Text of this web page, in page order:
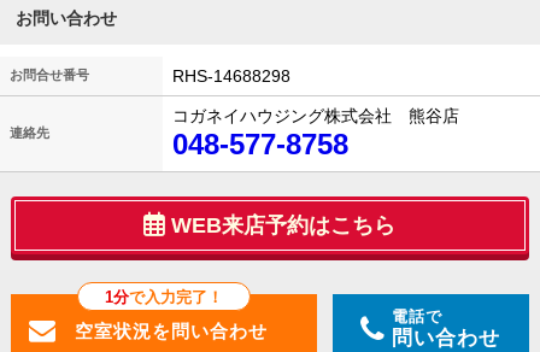
お問い合わせ
お問合せ番号 RHS-14688298
連絡先
コガネイハウジング株式会社 熊谷店
048-577-8758
WEB来店予約はこちら
1分で入力完了！
電話で
問い合わせ